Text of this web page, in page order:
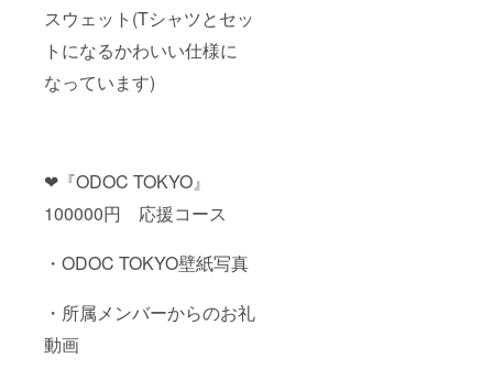
スウェット(Tシャツとセッ
トになるかわいい仕様に
なっています)
❤︎『ODOC TOKYO』
100000円 応援コース
・ODOC TOKYO壁紙写真
・所属メンバーからのお礼
動画